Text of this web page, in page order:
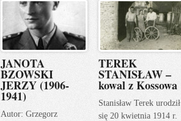
JANOTA
BZOWSKI
JERZY (1906-
1941)
Autor: Grzegorz
TEREK
STANISŁAW –
kowal z Kossowa
Stanisław Terek urodził
się 20 kwietnia 1914 r.